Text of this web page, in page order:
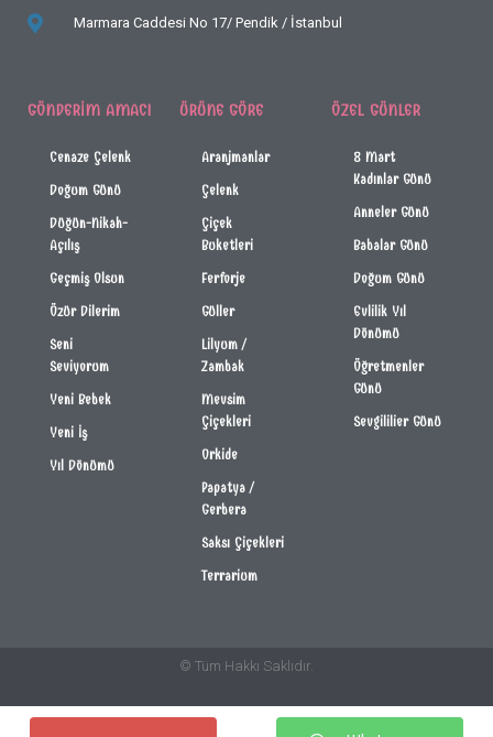
Marmara Caddesi No 17/ Pendik / İstanbul
GÖNDERIM AMACI
Cenaze Çelenk
Doğum Günü
Düğün-Nikah-
Açılış
Geçmiş Olsun
Özür Dilerim
Seni
Seviyorum
Yeni Bebek
Yeni İş
Yıl Dönümü
ÜRÜNE GÖRE
Aranjmanlar
Çelenk
Çiçek
Buketleri
Ferforje
Güller
Lilyum /
Zambak
Mevsim
Çiçekleri
Orkide
Papatya /
Gerbera
Saksı Çiçekleri
Terrarium
ÖZEL GÜNLER
8 Mart
Kadınlar Günü
Anneler Günü
Babalar Günü
Doğum Günü
Evlilik Yıl
Dönümü
Öğretmenler
Günü
Sevgililier Günü
© Tüm Hakkı Saklıdır.